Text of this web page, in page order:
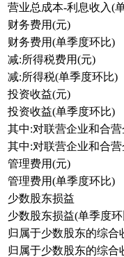
营业总成本-利息收入(
财务费用(元)
财务费用(单季度环比)
减:所得税费用(元)
减:所得税(单季度环比)
投资收益(元)
投资收益(单季度环比)
其中:对联营企业和合
其中:对联营企业和合
管理费用(元)
管理费用(单季度环比)
少数股东损益
少数股东损益(单季度
归属于少数股东的综合
归属于少数股东的综合